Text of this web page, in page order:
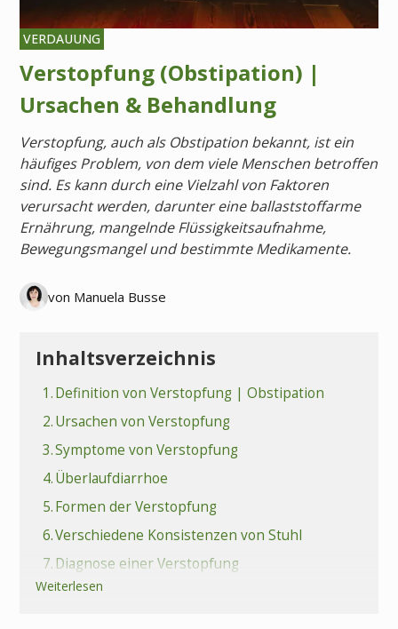
VERDAUUNG
Verstopfung (Obstipation) |
Ursachen & Behandlung
Verstopfung, auch als Obstipation bekannt, ist ein
häufiges Problem, von dem viele Menschen betroffen
sind. Es kann durch eine Vielzahl von Faktoren
verursacht werden, darunter eine ballaststoffarme
Ernährung, mangelnde Flüssigkeitsaufnahme,
Bewegungsmangel und bestimmte Medikamente.
von Manuela Busse
Inhaltsverzeichnis
1.Definition von Verstopfung | Obstipation
2.Ursachen von Verstopfung
3.Symptome von Verstopfung
4.Überlaufdiarrhoe
5.Formen der Verstopfung
6.Verschiedene Konsistenzen von Stuhl
7.Diagnose einer Verstopfung
8.Was können mögliche Folgen einer
Weiterlesen